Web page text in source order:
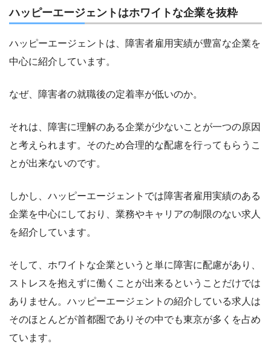
ハッピーエージェントはホワイトな企業を抜粋
ハッピーエージェントは、障害者雇用実績が豊富な企業を
中心に紹介しています。
なぜ、障害者の就職後の定着率が低いのか。
それは、障害に理解のある企業が少ないことが一つの原因
と考えられます。そのため合理的な配慮を行ってもらうこ
とが出来ないのです。
しかし、ハッピーエージェントでは障害者雇用実績のある
企業を中心にしており、業務やキャリアの制限のない求人
を紹介しています。
そして、ホワイトな企業というと単に障害に配慮があり、
ストレスを抱えずに働くことが出来るということだけでは
ありません。ハッピーエージェントの紹介している求人は
そのほとんどが首都圏でありその中でも東京が多くを占め
ています。